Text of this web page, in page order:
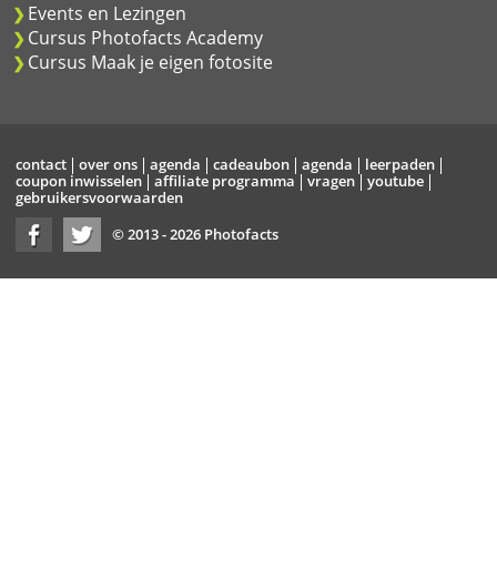
Events en Lezingen
Cursus Photofacts Academy
Cursus Maak je eigen fotosite
contact over ons agenda cadeaubon agenda
leerpaden
coupon inwisselen
affiliate programma vragen
youtube
gebruikersvoorwaarden
© 2013 - 2026 Photofacts